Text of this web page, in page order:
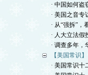
· 中国如何
· 美国之音
· 从“强拆”，
· 人大立法假
· 调查多年
【美国常识】
· 美国常识十